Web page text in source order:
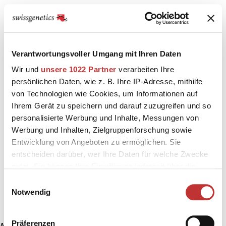
Verantwortungsvoller Umgang mit Ihren Daten
Wir und unsere 1022 Partner verarbeiten Ihre
persönlichen Daten, wie z. B. Ihre IP-Adresse, mithilfe
von Technologien wie Cookies, um Informationen auf
Ihrem Gerät zu speichern und darauf zuzugreifen und so
personalisierte Werbung und Inhalte, Messungen von
Werbung und Inhalten, Zielgruppenforschung sowie
Entwicklung von Angeboten zu ermöglichen. Sie
entscheiden darüber, wer Ihre Daten für welche Zwecke
Trigger Symbol ändern oder widerrufen
Notwendig
Präferenzen